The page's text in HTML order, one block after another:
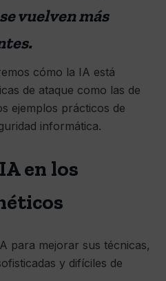
vuelven más
cómo la IA está
de ataque como las de
ejemplos prácticos de
informática.
en los
para mejorar sus técnicas,
y difíciles de